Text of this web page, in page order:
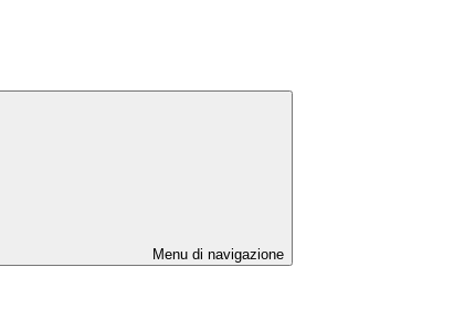
Menu di navigazione